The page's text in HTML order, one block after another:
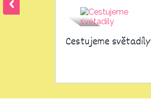
Cestujeme světadíly